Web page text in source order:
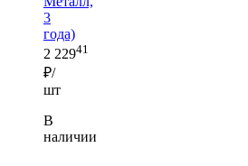
3
года)
2 22941
₽/
шт
В
наличии